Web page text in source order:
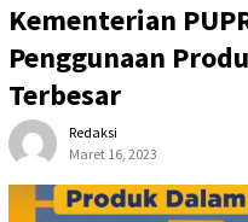
Kementerian
Penggunaan
Terbesar
Redaksi
Maret 16, 2023